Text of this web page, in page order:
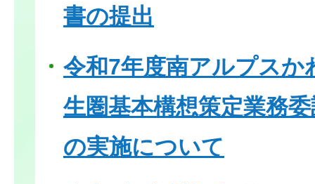
書の提出
令和7年度南アルプスか
生圏基本構想策定業務
の実施について